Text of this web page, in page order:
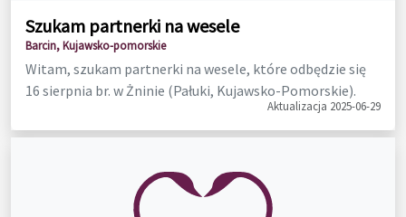
Szukam partnerki na wesele
Barcin, Kujawsko-pomorskie
Witam, szukam partnerki na wesele, które odbędzie się
16 sierpnia br. w Żninie (Pałuki, Kujawsko-Pomorskie).
Aktualizacja 2025-06-29